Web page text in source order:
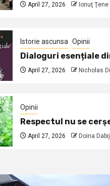
April 27, 2026 Ionuţ Ţene
Istorie ascunsa Opinii
Dialoguri esențiale
April 27, 2026 Nicholas
Opinii
Respectul nu se
April 27, 2026 Doina